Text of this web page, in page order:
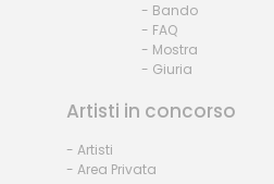
- Bando
- FAQ
- Mostra
- Giuria
Artisti in concorso
- Artisti
- Area Privata